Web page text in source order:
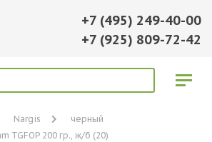
+7 (495) 249-40-00
+7 (925) 809-72-42
Nargis
черный
TGFOP 200 гр., ж/б (20)